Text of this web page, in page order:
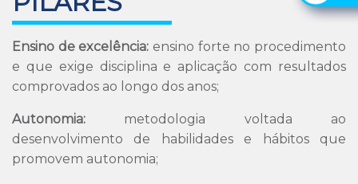
Ensino de excelência: ensino forte no procedimento
e que exige disciplina e aplicação com resultados
comprovados ao longo dos anos;
Autonomia: metodologia voltada ao
desenvolvimento de habilidades e hábitos que
promovem autonomia;